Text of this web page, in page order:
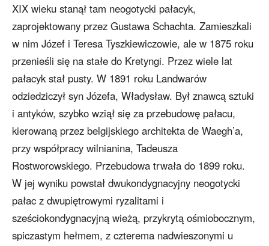
XIX wieku stanął tam neogotycki pałacyk,
zaprojektowany przez Gustawa Schachta. Zamieszkali
w nim Józef i Teresa Tyszkiewiczowie, ale w 1875 roku
przenieśli się na stałe do Kretyngi. Przez wiele lat
pałacyk stał pusty. W 1891 roku Landwarów
odziedziczył syn Józefa, Władysław. Był znawcą sztuki
i antyków, szybko wziął się za przebudowę pałacu,
kierowaną przez belgijskiego architekta de Waegh’a,
przy współpracy wilnianina, Tadeusza
Rostworowskiego. Przebudowa trwała do 1899 roku.
W jej wyniku powstał dwukondygnacyjny neogotycki
pałac z dwupiętrowymi ryzalitami i
sześciokondygnacyjną wieżą, przykrytą ośmiobocznym,
spiczastym hełmem, z czterema nadwieszonymi u